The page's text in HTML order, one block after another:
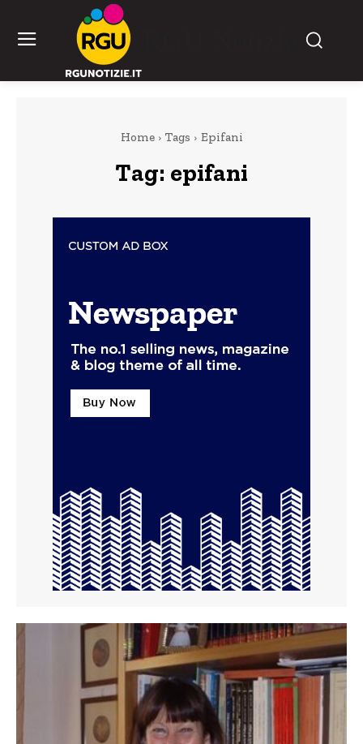
Home Tags Epifani
Tag: epifani